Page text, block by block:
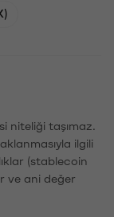
niteliği taşımaz.
ilgili
(stablecoin
ve ani değer